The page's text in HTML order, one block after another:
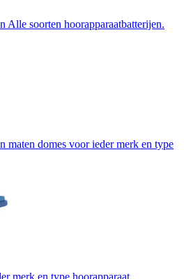
Alle soorten hoorapparaatbatterijen.
maten domes voor ieder merk en type
merk en type hoorapparaat.